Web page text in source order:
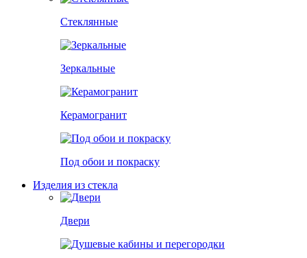
Стеклянные
Зеркальные
Керамогранит
Под обои и покраску
Изделия из стекла
Двери